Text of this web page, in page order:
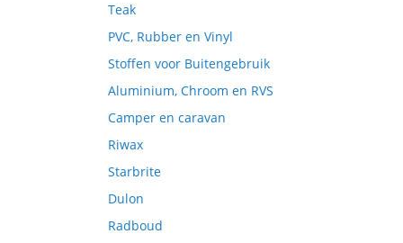
Teak
PVC, Rubber en Vinyl
Stoffen voor Buitengebruik
Aluminium, Chroom en RVS
Camper en caravan
Riwax
Starbrite
Dulon
Radboud